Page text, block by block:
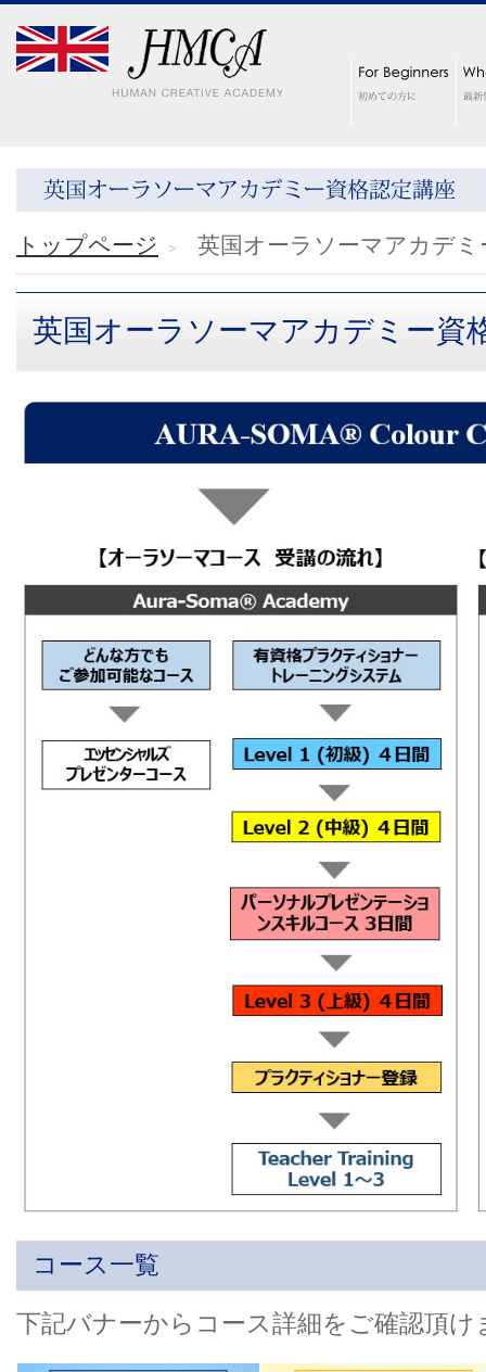
トップページ 英国オーラソーマアカデミ
英国オーラソーマアカデミー資
コース一覧
下記バナーからコース詳細をご確認頂け